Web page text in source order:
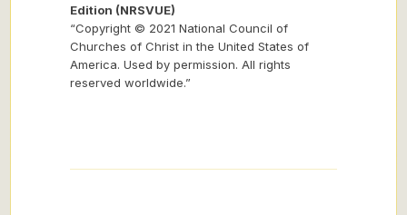
Edition (NRSVUE)
“Copyright © 2021 National Council of
Churches of Christ in the United States of
America. Used by permission. All rights
reserved worldwide.”